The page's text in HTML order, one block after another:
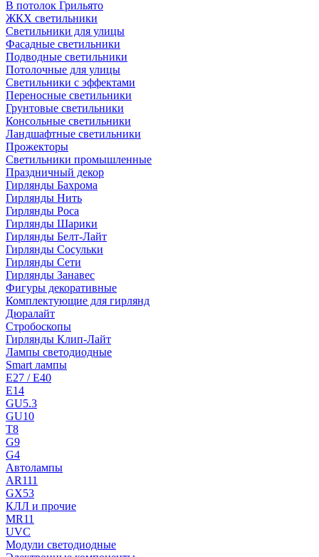
В потолок Грильято
ЖКХ светильники
Светильники для улицы
Фасадные светильники
Подводные светильники
Потолочные для улицы
Светильники с эффектами
Переносные светильники
Грунтовые светильники
Консольные светильники
Ландшафтные светильники
Прожекторы
Светильники промышленные
Праздничный декор
Гирлянды Бахрома
Гирлянды Нить
Гирлянды Роса
Гирлянды Шарики
Гирлянды Белт-Лайт
Гирлянды Сосульки
Гирлянды Сети
Гирлянды Занавес
Фигуры декоративные
Комплектующие для гирлянд
Дюралайт
Стробоскопы
Гирлянды Клип-Лайт
Лампы светодиодные
Smart лампы
E27 / E40
E14
GU5.3
GU10
T8
G9
G4
Автолампы
AR111
GX53
КЛЛ и прочие
MR11
UVC
Модули светодиодные